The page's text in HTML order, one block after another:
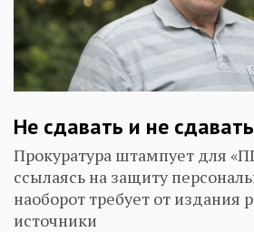
Не сдавать и не
Прокуратура штампует для
ссылаясь на защиту
наоборот требует от издания
источники